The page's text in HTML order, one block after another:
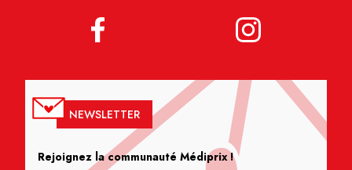
NEWSLETTER
Rejoignez la communauté Médiprix !